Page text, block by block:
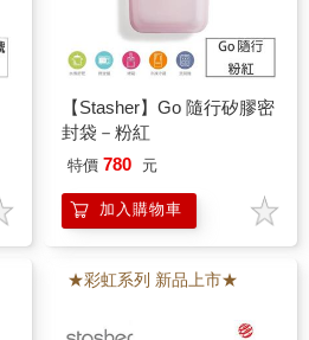
【Stasher】Go 隨行矽膠密
封袋－粉紅
特價 780 元
加入購物車
★彩虹系列 新品上市★